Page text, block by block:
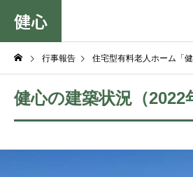
健心
行事報告 住宅型有料老人ホーム「健
健心の建築状況（2022